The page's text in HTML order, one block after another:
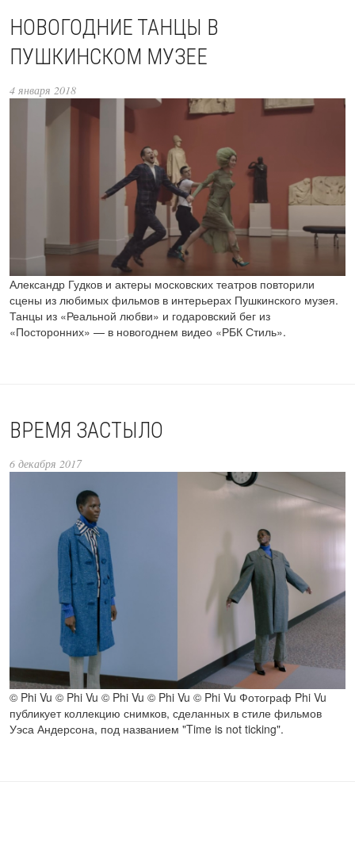
НОВОГОДНИЕ ТАНЦЫ В
ПУШКИНСКОМ МУЗЕЕ
4 января 2018
Александр Гудков и актеры московских театров повторили
сцены из любимых фильмов в интерьерах Пушкинского музея.
Танцы из «Реальной любви» и годаровский бег из
«Посторонних» — в новогоднем видео «РБК Стиль».
ВРЕМЯ ЗАСТЫЛО
6 декабря 2017
© Phi Vu © Phi Vu © Phi Vu © Phi Vu © Phi Vu Фотограф Phi Vu
публикует коллекцию снимков, сделанных в стиле фильмов
Уэса Андерсона, под названием "Time is not ticking".